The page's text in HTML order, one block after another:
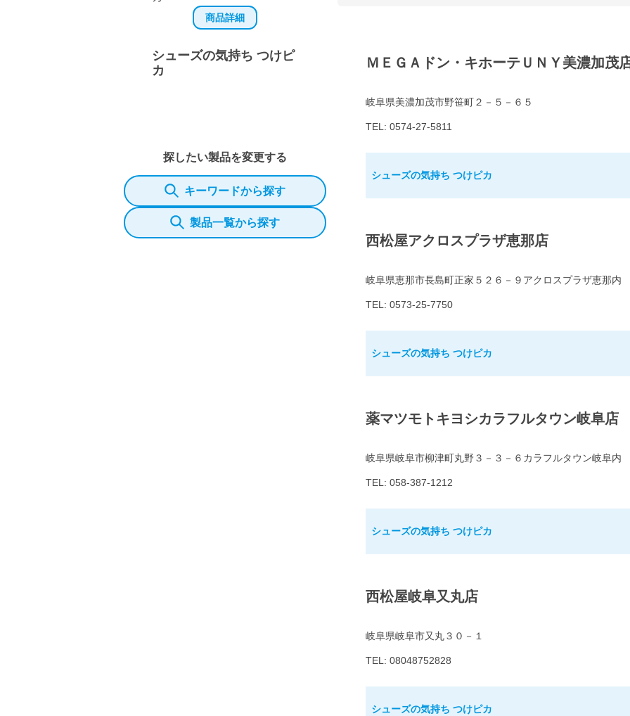
商品詳細
シューズの気持ち つけピ
カ
探したい製品を変更する
キーワードから探す
製品一覧から探す
ＭＥＧＡドン・キホーテＵＮＹ美濃加茂
岐阜県美濃加茂市野笹町２－５－６５
TEL: 0574-27-5811
シューズの気持ち つけピカ
西松屋アクロスプラザ恵那店
岐阜県恵那市長島町正家５２６－９アクロスプラザ恵那内
TEL: 0573-25-7750
シューズの気持ち つけピカ
薬マツモトキヨシカラフルタウン岐阜店
岐阜県岐阜市柳津町丸野３－３－６カラフルタウン岐阜内
TEL: 058-387-1212
シューズの気持ち つけピカ
西松屋岐阜又丸店
岐阜県岐阜市又丸３０－１
TEL: 08048752828
シューズの気持ち つけピカ